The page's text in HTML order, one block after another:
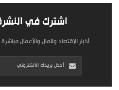
اشترك في
أخبار الاقتصاد والمال والأعمال